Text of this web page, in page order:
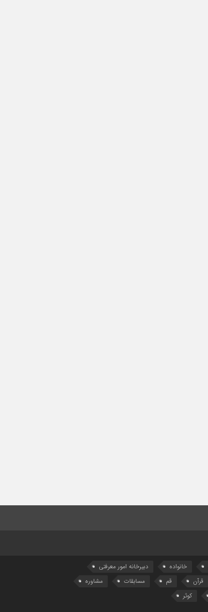
خانواده
دبیرخانه امور معرفتی
قرآن قم مسابقات
مشاوره
کوثر